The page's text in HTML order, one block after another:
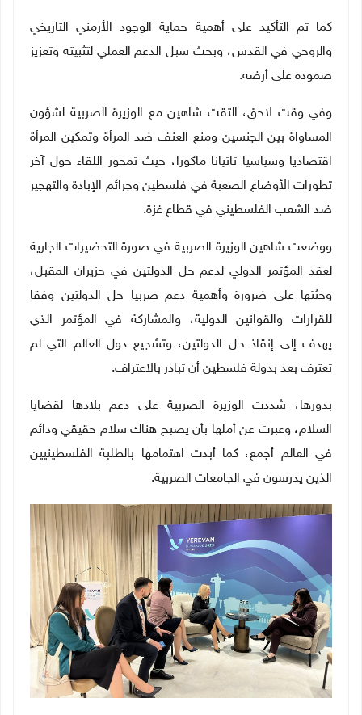
كما تم التأكيد على أهمية حماية الوجود الأرمني التاريخي
والروحي في القدس، وبحث سبل الدعم العملي لتثبيته وتعزيز
صموده على أرضه.
وفي وقت لاحق، التقت شاهين مع الوزيرة الصربية لشؤون
المساواة بين الجنسين ومنع العنف ضد المرأة وتمكين المرأة
اقتصاديا وسياسيا تاتيانا ماكورا، حيث تمحور اللقاء حول آخر
تطورات الأوضاع الصعبة في فلسطين وجرائم الإبادة والتهجير
ضد الشعب الفلسطيني في قطاع غزة.
ووضعت شاهين الوزيرة الصربية في صورة التحضيرات الجارية
لعقد المؤتمر الدولي لدعم حل الدولتين في حزيران المقبل،
وحثتها على ضرورة وأهمية دعم صربيا حل الدولتين وفقا
للقرارات والقوانين الدولية، والمشاركة في المؤتمر الذي
يهدف إلى إنقاذ حل الدولتين، وتشجيع دول العالم التي لم
تعترف بعد بدولة فلسطين أن تبادر بالاعتراف.
بدورها، شددت الوزيرة الصربية على دعم بلادها لقضايا
السلام، وعبرت عن أملها بأن يصبح هناك سلام حقيقي ودائم
في العالم أجمع، كما أبدت اهتمامها بالطلبة الفلسطينيين
الذين يدرسون في الجامعات الصربية.